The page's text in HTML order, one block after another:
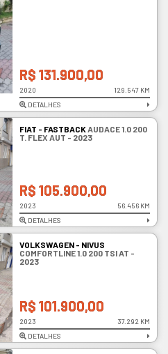
R$ 131.900,00
2020
129.547 KM
DETALHES
FIAT - FASTBACKAUDACE 1.0 200
T. FLEX AUT - 2023
R$ 105.900,00
2023
56.456 KM
DETALHES
VOLKSWAGEN - NIVUS
COMFORTLINE 1.0 200 TSI AT -
2023
R$ 101.900,00
2023
37.292 KM
DETALHES